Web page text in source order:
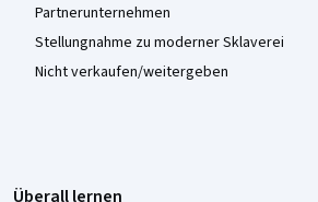
Partnerunternehmen
Stellungnahme zu moderner Sklaverei
Nicht verkaufen/weitergeben
Überall lernen